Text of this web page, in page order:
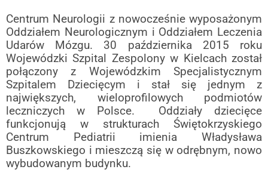
Centrum Neurologii z nowocześnie wyposażonym
Oddziałem Neurologicznym i Oddziałem Leczenia
Udarów Mózgu. 30 października 2015 roku
Wojewódzki Szpital Zespolony w Kielcach został
połączony z Wojewódzkim Specjalistycznym
Szpitalem Dziecięcym i stał się jednym z
największych, wieloprofilowych podmiotów
leczniczych w Polsce.
Oddziały dziecięce
funkcjonują w strukturach Świętokrzyskiego
Centrum Pediatrii imienia Władysława
Buszkowskiego i mieszczą się w odrębnym, nowo
wybudowanym budynku.